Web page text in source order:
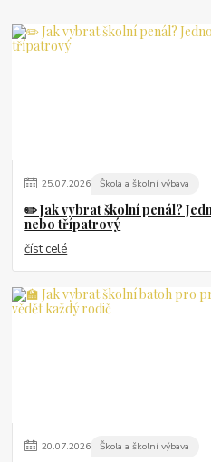
25.07.2026 Škola a školní výbava
✏️ Jak vybrat školní penál?
nebo třípatrový
číst celé
20.07.2026 Škola a školní výbava